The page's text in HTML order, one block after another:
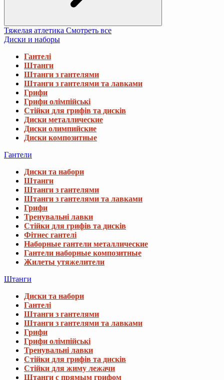
Тяжелая атлетика Смотреть все
Диски и наборы
Гантелі
Штанги
Штанги з гантелями
Штанги з гантелями та лавками
Грифи
Грифи олімпійські
Стійки для грифів та дисків
Диски металлические
Диски олимпийские
Диски композитные
Гантели
Диски та набори
Штанги
Штанги з гантелями
Штанги з гантелями та лавками
Грифи
Тренувальні лавки
Стійки для грифів та дисків
Фітнес гантелі
Наборные гантели металлические
Гантели наборные композитные
Жилеты утяжелители
Штанги
Диски та набори
Гантелі
Штанги з гантелями
Штанги з гантелями та лавками
Грифи
Грифи олімпійські
Тренувальні лавки
Стійки для грифів та дисків
Стійки для жиму лежачи
Штанги с прямым грифом